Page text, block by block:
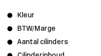
Kleur
BTW/Marge
Aantal cilinders